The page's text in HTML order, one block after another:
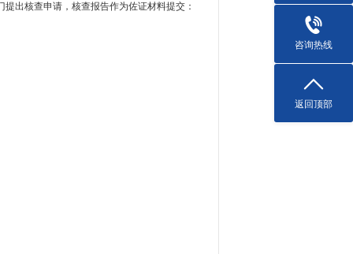
出核查申请，核查报告作为佐证材料提交：
咨询热线
返回顶部